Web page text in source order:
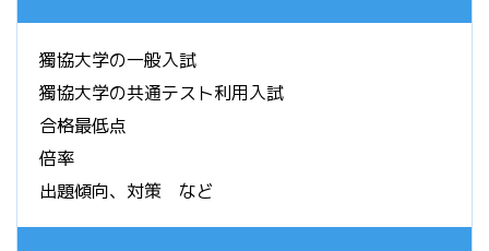
獨協大学の一般入試
獨協大学の共通テスト利用入試
合格最低点
倍率
出題傾向、対策 など